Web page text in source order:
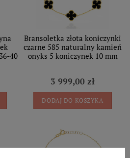
40
Bransoletka złota koniczynki
czarne 585 naturalny kamień
onyks 5 koniczynek 10 mm
3 999,00 zł
DODAJ DO KOSZYKA